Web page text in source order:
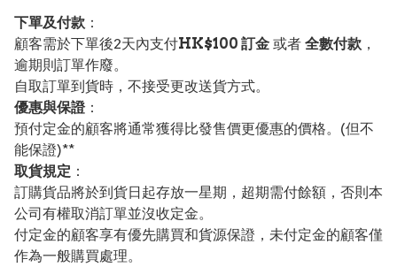
下單及付款 ：
顧客需於下單後2天內支付HK$100 訂金 或者 全數付款 ，
逾期則訂單作廢。
自取訂單到貨時，不接受更改送貨方式。
優惠與保證：
預付定金的顧客將通常獲得比發售價更優惠的價格。(但不
能保證)**
取貨規定 ：
訂購貨品將於到貨日起存放一星期，超期需付餘額，否則本
公司有權取消訂單並沒收定金。
付定金的顧客享有優先購買和貨源保證，未付定金的顧客僅
作為一般購買處理。